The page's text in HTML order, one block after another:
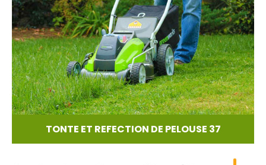
TONTE ET REFECTION DE PELOUSE 37